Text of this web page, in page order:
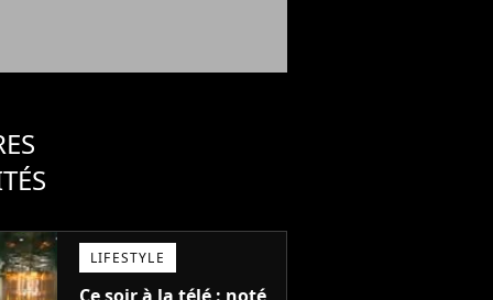
LIFESTYLE